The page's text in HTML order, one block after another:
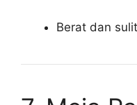
Berat dan